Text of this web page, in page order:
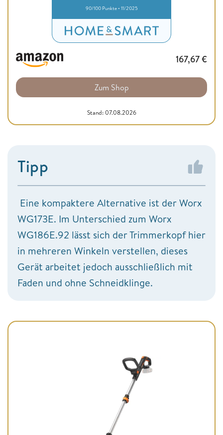
90/100 Punkte • 11/2025
167,67€
Zum Shop
Stand: 07.08.2026
Tipp
Eine kompaktere Alternative ist der Worx
WG173E. Im Unterschied zum Worx
WG186E.92 lässt sich der Trimmerkopf hier
in mehreren Winkeln verstellen, dieses
Gerät arbeitet jedoch ausschließlich mit
Faden und ohne Schneidklinge.